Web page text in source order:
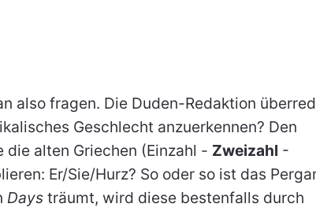
also fragen. Die Duden-Redaktion
Geschlecht anzuerkennen? Den
die alten Griechen (Einzahl - Zweizahl -
Er/Sie/Hurz? So oder so ist das
Daysträumt, wird diese bestenfalls durch